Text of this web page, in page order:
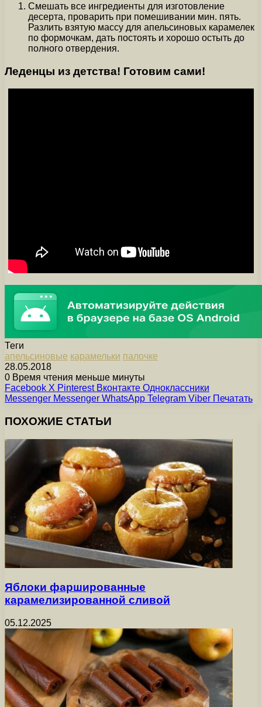
Смешать все ингредиенты для изготовление
десерта, проварить при помешивании мин. пять.
Разлить взятую массу для апельсиновых карамелек
по формочкам, дать постоять и хорошо остыть до
полного отвердения.
Леденцы из детства! Готовим сами!
Теги
апельсиновые карамельки палочке
28.05.2018
0 Время чтения меньше минуты
Facebook X Pinterest Вконтакте Одноклассники
Messenger Messenger WhatsApp Telegram Viber Печатать
ПОХОЖИЕ СТАТЬИ
Яблоки фаршированные
карамелизированной сливой
05.12.2025